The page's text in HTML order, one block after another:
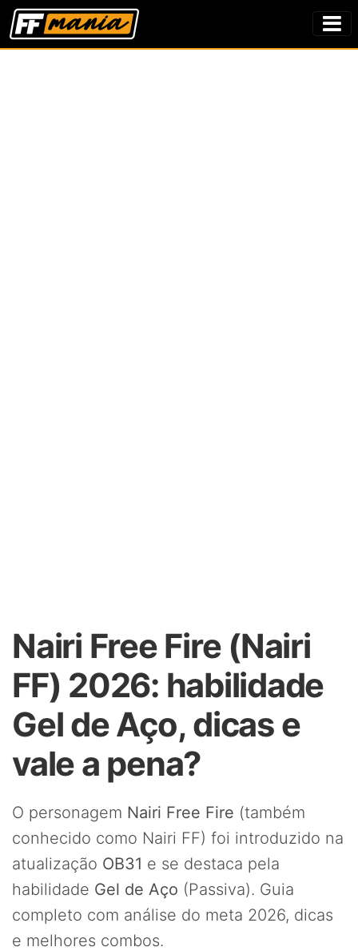
Nairi Free Fire (Nairi
FF) 2026: habilidade
Gel de Aço, dicas e
vale a pena?
O personagem Nairi Free Fire (também
conhecido como Nairi FF) foi introduzido na
atualização OB31 e se destaca pela
habilidade Gel de Aço (Passiva). Guia
completo com análise do meta 2026, dicas
e melhores combos.